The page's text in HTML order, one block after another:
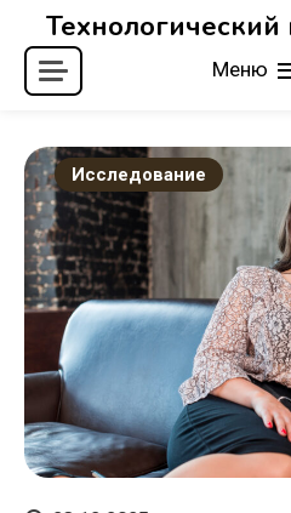
Перейти
содержимому
Меню
Исследование